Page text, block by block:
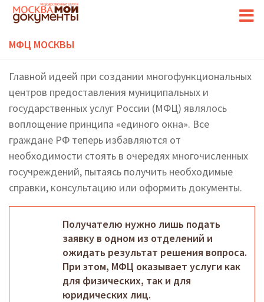
МФЦ МОСКВЫ
Главной идеей при создании многофункциональных
центров предоставления муниципальных и
государственных услуг России (МФЦ) являлось
воплощение принципа «единого окна». Все
граждане РФ теперь избавляются от
необходимости стоять в очередях многочисленных
госучреждений, пытаясь получить необходимые
справки, консультацию или оформить документы.
Получателю нужно лишь подать
заявку в одном из отделений и
ожидать результат решения вопроса.
При этом, МФЦ оказывает услуги как
для физических, так и для
юридических лиц.